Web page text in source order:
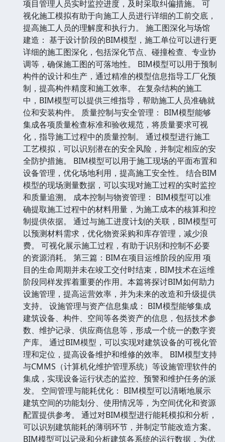
项目管理人员实时监控进度，及时采取纠偏措施。 可
视化施工模拟有助于向施工人员进行详细的工前交底，
提高施工人员的理解度和执行力。 施工图深化与场馆
建造： 基于设计阶段的BIM模型，施工单位可以进行更
详细的施工图深化，包括深化节点、碰撞检查、专业协
调等，确保施工图的可落地性。 BIM模型可以用于预制
构件的设计和生产，通过精准的模型信息指导工厂化预
制，提高构件精度和施工效率。 在复杂结构的施工
中，BIM模型可以提供三维指导，帮助施工人员准确就
位和安装构件。 质量控制与安全管理： BIM模型能够
集成各项质量检查标准和验收规范，将质量要求可视
化，指导施工过程中的质量控制。 通过模型进行施工
工艺模拟，可以识别潜在的安全风险，并制定相应的安
全防护措施。 BIM模型可以用于施工现场的平面布置和
设备管理，优化场地利用，提高施工安全性。 结合BIM
模型的现场测量数据，可以实现对施工过程的实时监控
和质量追溯。 成本控制与物资管理： BIM模型可以准
确提取施工过程中的材料用量，为施工成本的核算和控
制提供依据。 通过与施工进度计划的关联，BIM模型可
以预测材料需求，优化物资采购和库存管理，减少浪
费。 可视化展示施工过程，有助于识别和控制不必要
的资源消耗。 第三篇：BIM在项目运维阶段的应用 项
目的生命周期并未在竣工交付时结束，BIM技术在运维
阶段同样发挥着重要的作用。本篇将探讨BIM如何助力
设施管理，提高运营效率，并为未来的改造和升级提供
支持。 设施管理与资产信息集成： BIM模型能够集成
建筑设备、构件、空间等各类资产的信息，包括技术参
数、维护记录、供应商信息等，形成一个统一的数字资
产库。 通过BIM模型，可以实现对建筑设备的可视化管
理和定位，提高设备维护和维修的效率。 BIM模型支持
与CMMS（计算机化维护管理系统）等设施管理软件的
集成，实现设备运行状态的监控、预警和维护任务的派
发。 空间管理与能耗优化： BIM模型可以清晰地展示
建筑空间的功能划分、使用情况等，为空间优化和资源
配置提供参考。 通过对BIM模型进行能耗模拟和分析，
可以识别建筑能耗的薄弱环节，并制定节能改造方案。
BIM模型可以记录和分析建筑各系统的运行数据，为优